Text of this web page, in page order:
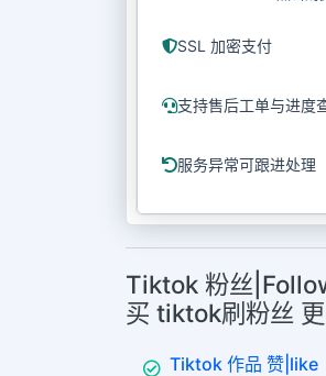
SSL 加密支付
支持售后工单与进度
服务异常可跟进处理
Tiktok 粉丝
买 tiktok刷粉丝
Tiktok 作品 赞|like